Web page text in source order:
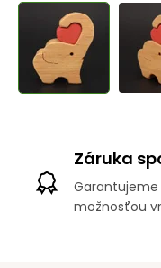
Záruka
Garantujeme
možnosťou